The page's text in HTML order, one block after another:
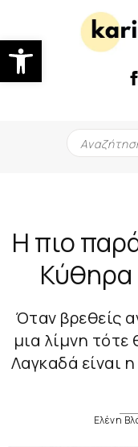
Ανοίξτε τη γραμμή εργαλείων
Η πιο
Κύθηρα
Όταν βρεθείς
μια λίμνη τότε
Λαγκαδά είναι
Ελένη